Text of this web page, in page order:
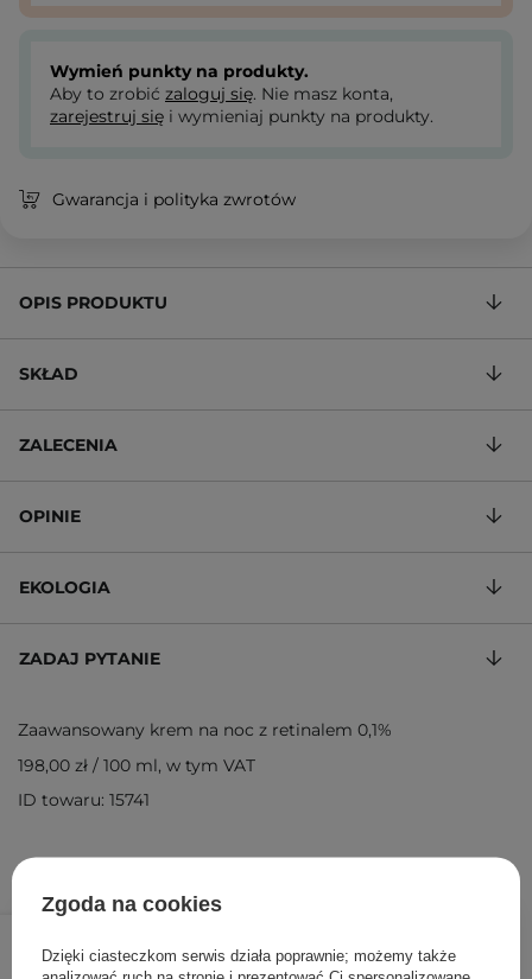
Wymień punkty na produkty.
Aby to zrobić zaloguj się. Nie masz konta,
zarejestruj się i wymieniaj punkty na produkty.
Gwarancja i polityka zwrotów
OPIS PRODUKTU
SKŁAD
ZALECENIA
OPINIE
EKOLOGIA
ZADAJ PYTANIE
Zaawansowany krem na noc z retinalem 0,1%
198,00 zł / 100 ml, w tym VAT
ID towaru: 15741
Zgoda na cookies
Dzięki ciasteczkom serwis działa poprawnie; możemy także